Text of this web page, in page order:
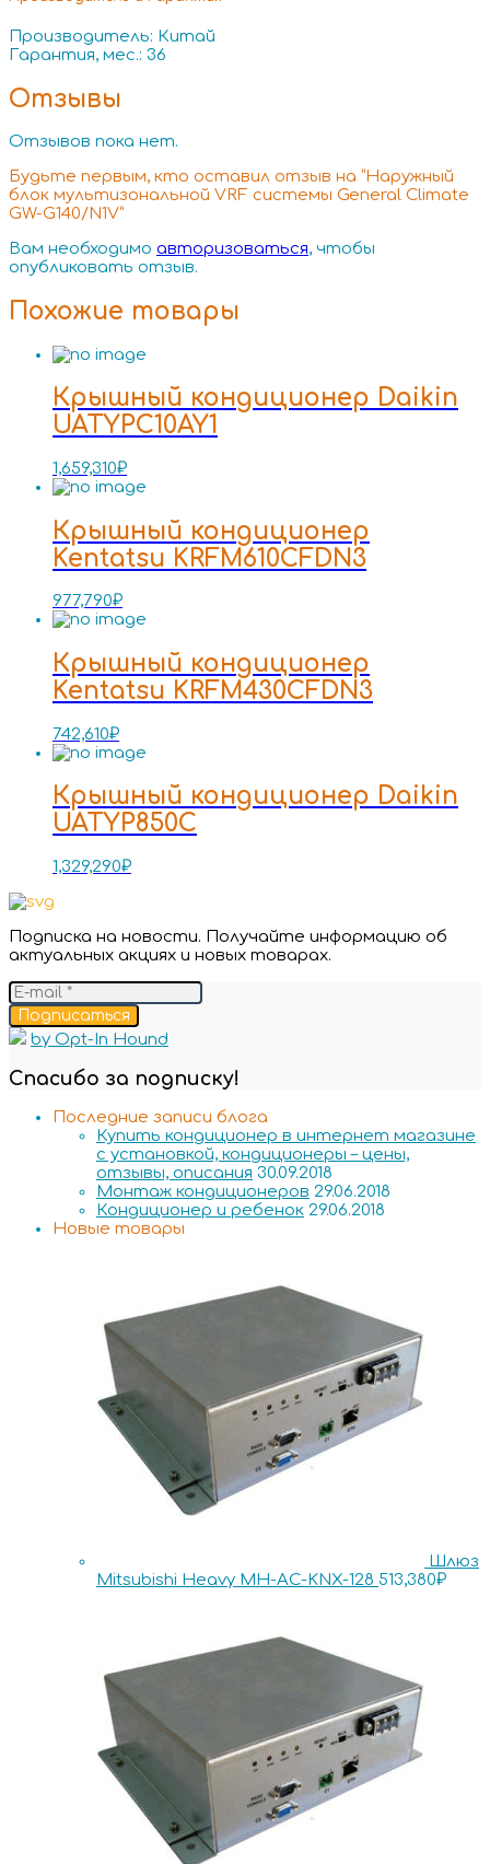
Производитель: Китай
Гарантия, мес.: 36
Отзывы
Отзывов пока нет.
Будьте первым, кто оставил отзыв на “Наружный
блок мультизональной VRF системы General Climate
GW-G140/N1V”
Вам необходимо авторизоваться, чтобы
опубликовать отзыв.
Похожие товары
Крышный кондиционер Daikin
UATYPC10AY1
1,659,310₽
Крышный кондиционер
Kentatsu KRFM610CFDN3
977,790₽
Крышный кондиционер
Kentatsu KRFM430CFDN3
742,610₽
Крышный кондиционер Daikin
UATYP850C
1,329,290₽
Подписка на новости. Получайте информацию об
актуальных акциях и новых товарах.
Подписаться
by Opt-In Hound
Спасибо за подписку!
Последние записи блога
Купить кондиционер в интернет магазине
с установкой, кондиционеры – цены,
отзывы, описания 30.09.2018
Монтаж кондиционеров 29.06.2018
Кондиционер и ребенок 29.06.2018
Новые товары
Шлюз
Mitsubishi Heavy MH-AC-KNX-128 513,380₽